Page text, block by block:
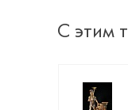
С этим